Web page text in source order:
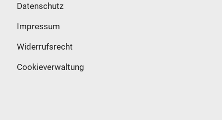
Datenschutz
Impressum
Widerrufsrecht
Cookieverwaltung